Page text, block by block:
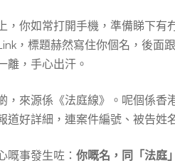
，你如常打開手機，準備睇下有
，標題赫然寫住你個名，後面
離，手心出汗。
，來源係《法庭線》。呢個係香
道好詳細，連案件編號、被告姓
嘅事發生咗： 你嘅名，同「法庭